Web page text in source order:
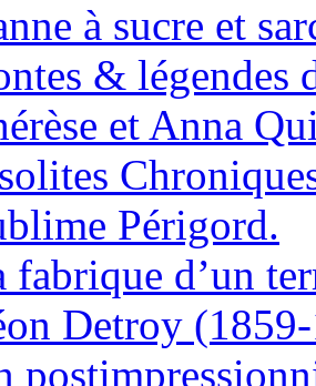
à sucre et
& légendes
et Anna
Périgord.
fabrique d’un
Detroy